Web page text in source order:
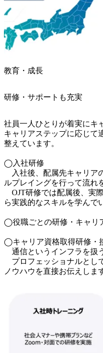
教育・成長
研修・サポートも充実
社員一人ひとりが着実にキ
キャリアステップに応じて
整えています。
◯入社研修
入社後、配属先キャリア
ルプレイングを行って流れ
OJT研修では配属後、実
ら実践的なスキルを学んで
◯役職ごとの研修・キャリ
◯キャリア資格取得研修・
通信というインフラを扱
プロフェッショナルとし
ノウハウを直接お伝えしま